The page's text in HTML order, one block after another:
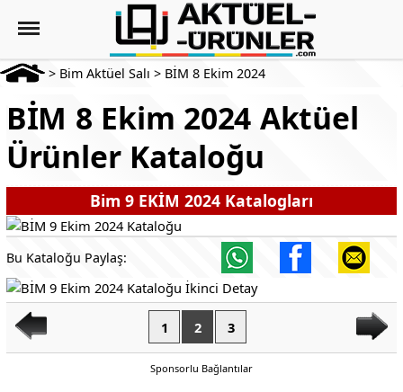
> Bim Aktüel Salı > BİM 8 Ekim 2024
BİM 8 Ekim 2024 Aktüel
Ürünler Kataloğu
Bim 9 EKİM 2024 Katalogları
Bu Kataloğu Paylaş:
1 2 3
Sponsorlu Bağlantılar